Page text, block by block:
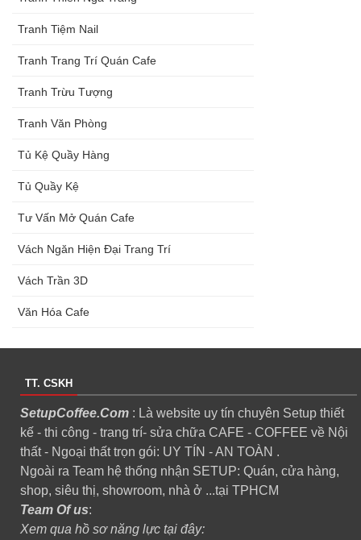
Tranh Tiệm Nail
Tranh Trang Trí Quán Cafe
Tranh Trừu Tượng
Tranh Văn Phòng
Tủ Kệ Quầy Hàng
Tủ Quầy Kệ
Tư Vấn Mở Quán Cafe
Vách Ngăn Hiện Đại Trang Trí
Vách Trần 3D
Văn Hóa Cafe
TT. CSKH
SetupCoffee.Com : Là website uy tín chuyên Setup thiết
kế - thi công - trang trí- sửa chữa CAFE - COFFEE về Nội
thất - Ngoại thất trọn gói: UY TÍN - AN TOÀN .
Ngoài ra Team hệ thống nhận SETUP: Quán, cửa hàng,
shop, siêu thị, showroom, nhà ở ...tại TPHCM
Team Of us:
Xem qua hồ sơ năng lực tại đây: